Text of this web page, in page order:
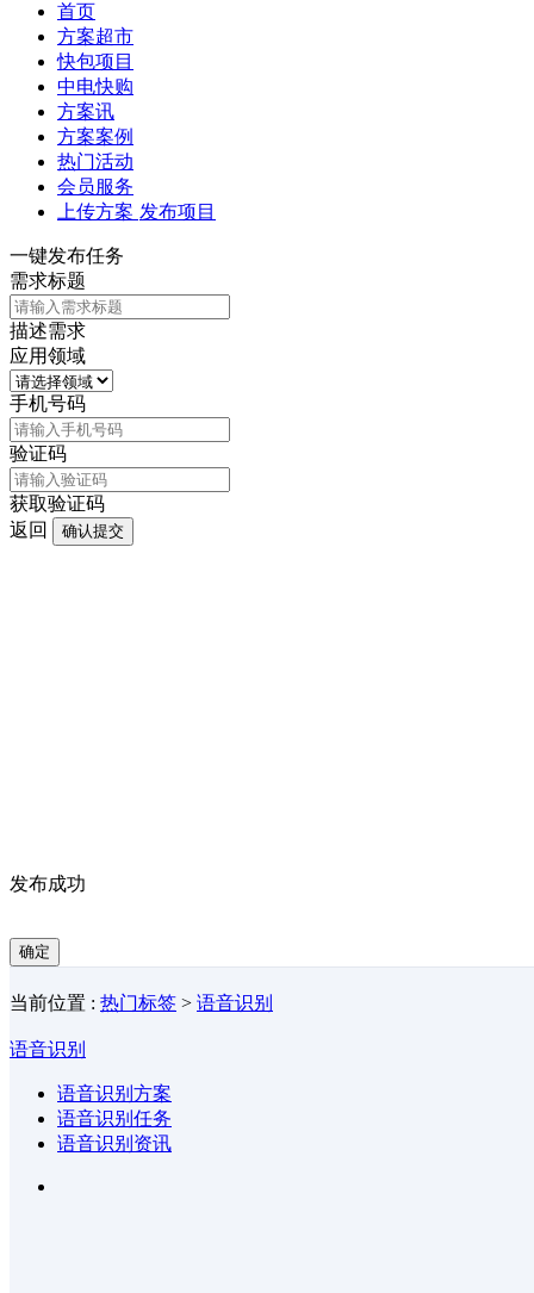
首页
方案超市
快包项目
中电快购
方案讯
方案案例
热门活动
会员服务
上传方案 发布项目
一键发布任务
需求标题
描述需求
应用领域
手机号码
验证码
获取验证码
返回
确认提交
发布成功
确定
当前位置 : 热门标签 > 语音识别
语音识别
语音识别方案
语音识别任务
语音识别资讯